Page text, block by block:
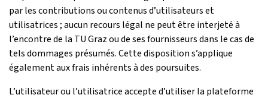
par les contributions ou contenus d’utilisateurs et
utilisatrices ; aucun recours légal ne peut être interjeté à
l’encontre de la TU Graz ou de ses fournisseurs dans le cas de
tels dommages présumés. Cette disposition s’applique
également aux frais inhérents à des poursuites.
L’utilisateur ou l’utilisatrice accepte d’utiliser la plateforme